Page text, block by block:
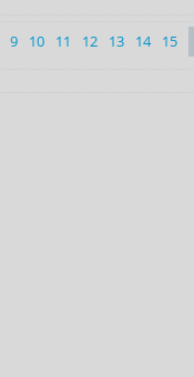
9 10 11 12 13 14 15